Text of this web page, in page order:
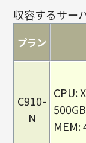
収容するサー
プラン
C910-
N
CPU:
MEM: